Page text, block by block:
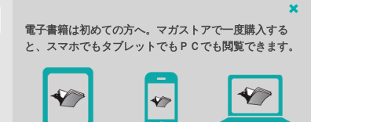
電子書籍は初めての方へ。マガストアで一度購入する
と、スマホでもタブレットでもＰＣでも閲覧できます。